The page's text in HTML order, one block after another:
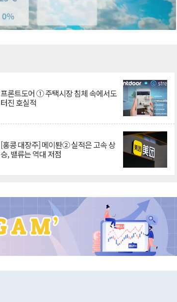
프론트도어 ① 주택시장 침체 속에서도
터진 호실적
[홍콩 대장주] 메이퇀② 실적은 고속 상
승, 밸류는 역대 저점